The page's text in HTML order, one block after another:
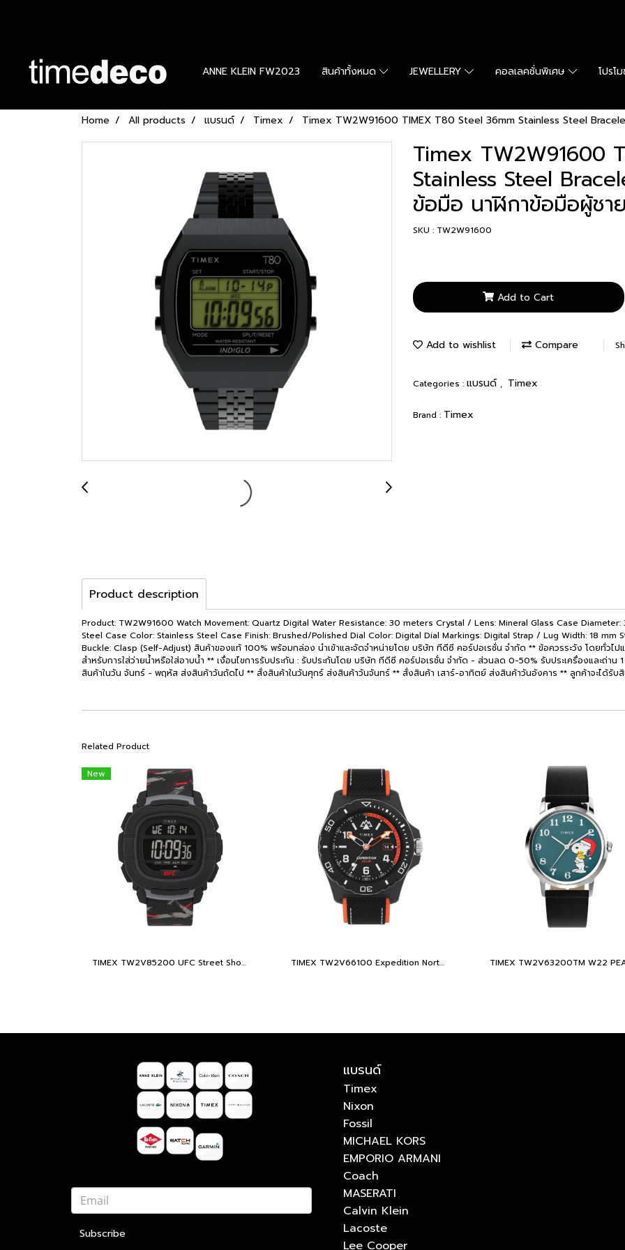
ANNE KLEIN FW2023 สินค้าทั้งหมด JEWELLERY คอลเลคชั่นพิเศษ โปรโ
Home All products แบรนด์ Timex Timex TW2W91600 TIMEX T80 Steel 36mm Stainless Steel
Timex TW2W91600
Stainless Steel
ข้อมือ นาฬิกาข้อมือผู้ชาย
SKU : TW2W91600
Add to Cart
Add to wishlist Compare
Categories : แบรนด์ , Timex
Brand : Timex
Product description
Product: TW2W91600 Watch Movement: Quartz Digital Water Resistance: 30 meters Crystal / Lens: Mineral Glass Case Diameter:
Steel Case Color: Stainless Steel Case Finish: Brushed/Polished Dial Color: Digital Dial Markings: Digital Strap / Lug Width: 18 mm
Buckle: Clasp (Self-Adjust) สินค้าของแท้ 100% พร้อมกล่อง นำเข้าและจัดจำหน่ายโดย บริษัท ทีดีซี คอร์ปอเรชั่น จำกัด ** ข้อควรระวัง โดยทั่วไปแ
สำหรับการใส่ว่ายน้ำหรือใส่อาบน้ำ ** เงื่อนไขการรับประกัน : รับประกันโดย บริษัท ทีดีซี คอร์ปอเรชั่น จำกัด - ส่วนลด 0-50% รับประเครื่องและถ่าน
สินค้าในวัน จันทร์ - พฤหัส ส่งสินค้าวันถัดไป ** สั่งสินค้าในวันศุกร์ ส่งสินค้าวันจันทร์ ** สั่งสินค้า เสาร์-อาทิตย์ ส่งสินค้าวันอังคาร ** ลูกค้าจะได้รับ
Related Product
New
TIMEX TW2V85200 UFC Street Shock XL Fight Week นาฬิกาข้อมือผู้ชาย สายซิลิโคน สีดำ หน้าปัด 45 มม. TIMEX TW2V66100 Expedition North® Freedive Ocea นาฬิกาข้อมือผู้ชาย สายผลิตจากวัสดุใต้ทะเลลึก สีดำ/ส้ม หน้าปัด 46 มม.
Subscribe
แบรนด์
Timex
Nixon
Fossil
MICHAEL KORS
EMPORIO ARMANI
Coach
MASERATI
Calvin Klein
Lacoste
Lee Cooper